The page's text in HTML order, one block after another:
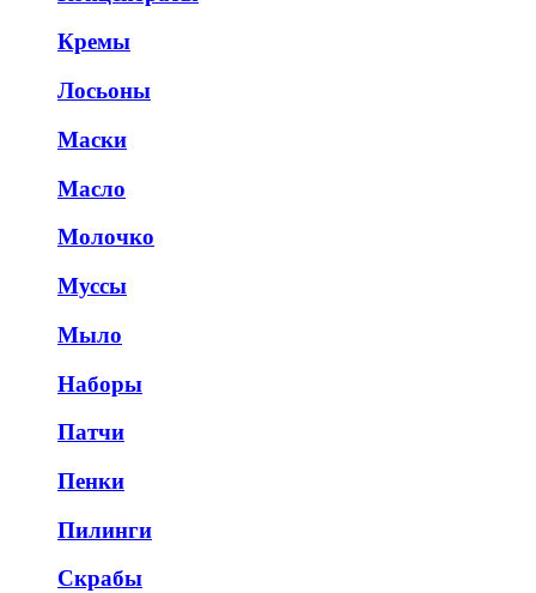
Кремы
Лосьоны
Маски
Масло
Молочко
Муссы
Мыло
Наборы
Патчи
Пенки
Пилинги
Скрабы